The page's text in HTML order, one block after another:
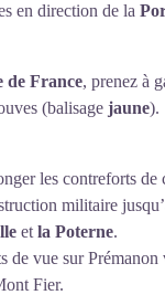
en direction de la
de France, prenez à
(balisage jaune).
les contreforts de
militaire
et la Poterne.
de vue sur Prémanon
Fier.